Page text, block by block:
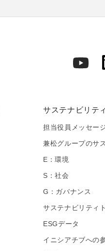
サステナビリティ
担当役員メッセー
兼松グループのサ
E：環境
S：社会
G：ガバナンス
サステナビリティ
ESGデータ
イニシアチブへの